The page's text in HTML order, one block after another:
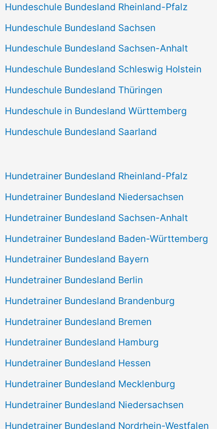
Hundeschule Bundesland Rheinland-Pfalz
Hundeschule Bundesland Sachsen
Hundeschule Bundesland Sachsen-Anhalt
Hundeschule Bundesland Schleswig Holstein
Hundeschule Bundesland Thüringen
Hundeschule in Bundesland Württemberg
Hundeschule Bundesland Saarland
Hundetrainer Bundesland Rheinland-Pfalz
Hundetrainer Bundesland Niedersachsen
Hundetrainer Bundesland Sachsen-Anhalt
Hundetrainer Bundesland Baden-Württemberg
Hundetrainer Bundesland Bayern
Hundetrainer Bundesland Berlin
Hundetrainer Bundesland Brandenburg
Hundetrainer Bundesland Bremen
Hundetrainer Bundesland Hamburg
Hundetrainer Bundesland Hessen
Hundetrainer Bundesland Mecklenburg
Hundetrainer Bundesland Niedersachsen
Hundetrainer Bundesland Nordrhein-Westfalen